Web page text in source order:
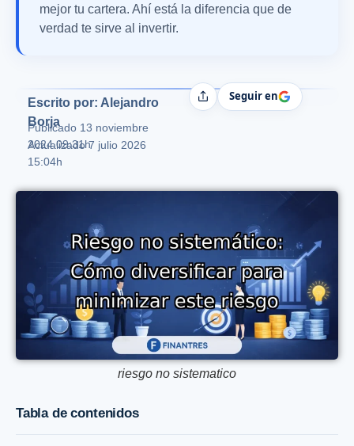
mejor tu cartera. Ahí está la diferencia que de
verdad te sirve al invertir.
Escrito por: Alejandro
Borja
Publicado 13 noviembre
2024 09:31h
Actualizado 7 julio 2026
15:04h
CompartirSeguir en
riesgo no sistematico
Tabla de contenidos